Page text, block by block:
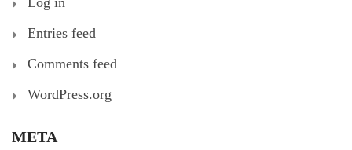
Entries feed
Comments feed
WordPress.org
META